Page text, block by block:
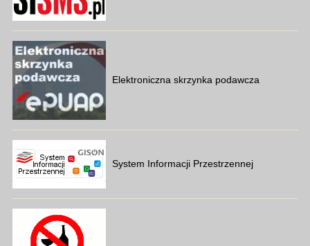
Elektroniczna skrzynka podawcza
System Informacji Przestrzennej